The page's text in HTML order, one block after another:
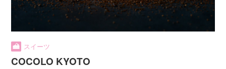
スイーツ
COCOLO KYOTO